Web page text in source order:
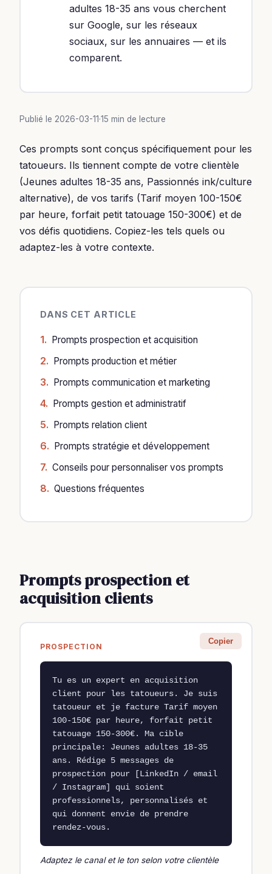
adultes 18-35 ans vous cherchent
sur Google, sur les réseaux
sociaux, sur les annuaires — et ils
comparent.
Publié le 2026-03-11·15 min de lecture
Ces prompts sont conçus spécifiquement pour les
tatoueurs. Ils tiennent compte de votre clientèle
(Jeunes adultes 18-35 ans, Passionnés ink/culture
alternative), de vos tarifs (Tarif moyen 100-150€
par heure, forfait petit tatouage 150-300€) et de
vos défis quotidiens. Copiez-les tels quels ou
adaptez-les à votre contexte.
DANS CET ARTICLE
Prompts prospection et acquisition
Prompts production et métier
Prompts communication et marketing
Prompts gestion et administratif
Prompts relation client
Prompts stratégie et développement
Conseils pour personnaliser vos prompts
Questions fréquentes
Prompts prospection et
acquisition clients
PROSPECTION
Copier
Tu es un expert en acquisition
client pour les tatoueurs. Je suis
tatoueur et je facture Tarif moyen
100-150€ par heure, forfait petit
tatouage 150-300€. Ma cible
principale: Jeunes adultes 18-35
ans. Rédige 5 messages de
prospection pour [LinkedIn / email
/ Instagram] qui soient
professionnels, personnalisés et
qui donnent envie de prendre
rendez-vous.
Adaptez le canal et le ton selon votre clientèle